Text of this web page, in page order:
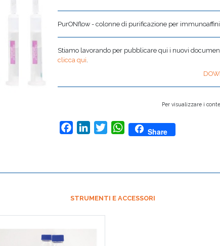
PurONflow - colonne di purificazione per
Stiamo lavorando per pubblicare qui i nuovi
clicca qui.
Per visualizzare i
FacebookLinkedInTwitterWhatsApp
Share
STRUMENTI E ACCESSORI